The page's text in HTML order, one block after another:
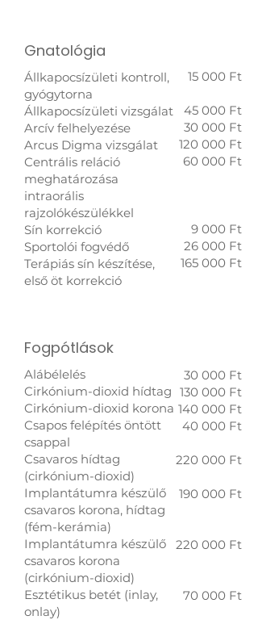
Gnatológia
Állkapocsízületi kontroll,
gyógytorna
Állkapocsízületi vizsgálat
Arcív felhelyezése
Arcus Digma vizsgálat
Centrális reláció
meghatározása
intraorális
rajzolókészülékkel
Sín korrekció
Sportolói fogvédő
Terápiás sín készítése,
első öt korrekció
Fogpótlások
Alábélelés
Cirkónium-dioxid hídtag
Cirkónium-dioxid korona
Csapos felépítés öntött
csappal
Csavaros hídtag
(cirkónium-dioxid)
Implantátumra készülő
csavaros korona, hídtag
(fém-kerámia)
Implantátumra készülő
csavaros korona
(cirkónium-dioxid)
Esztétikus betét (inlay,
onlay)
30 000 Ft
130 000 Ft
140 000 Ft​
40 000 Ft
220 000 Ft
190 000 Ft
220 000 Ft
70 000 Ft
15 000 Ft
45 000 Ft
30 000 Ft
120 000 Ft
60 000 Ft
9 000 Ft​
26 000 Ft
165 000 Ft